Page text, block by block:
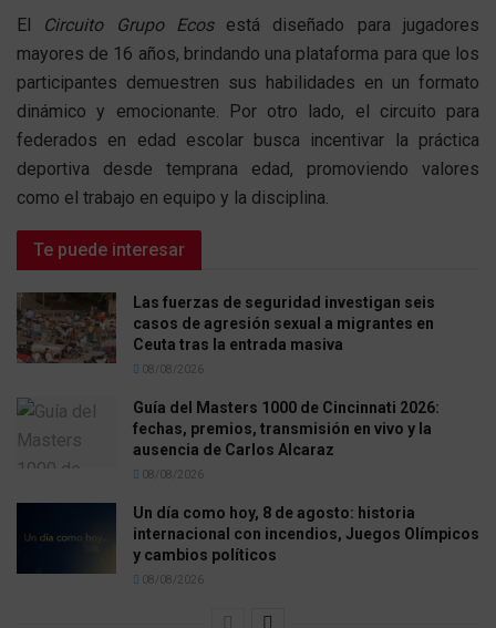
El Circuito Grupo Ecosestá diseñado para jugadores
mayores de 16 años, brindando una plataforma para que los
participantes demuestren sus habilidades en un formato
dinámico y emocionante. Por otro lado, el circuito para
federados en edad escolar busca incentivar la práctica
deportiva desde temprana edad, promoviendo valores
como el trabajo en equipo y la disciplina.
Te puede interesar
Las fuerzas de seguridad investigan seis
casos de agresión sexual a migrantes en
Ceuta tras la entrada masiva
08/08/2026
Guía del Masters 1000 de Cincinnati 2026:
fechas, premios, transmisión en vivo y la
ausencia de Carlos Alcaraz
08/08/2026
Un día como hoy, 8 de agosto: historia
internacional con incendios, Juegos Olímpicos
y cambios políticos
08/08/2026